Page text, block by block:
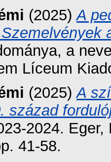
(2025)A
a
Líceum
(2025)A
század
2024.
41-58.